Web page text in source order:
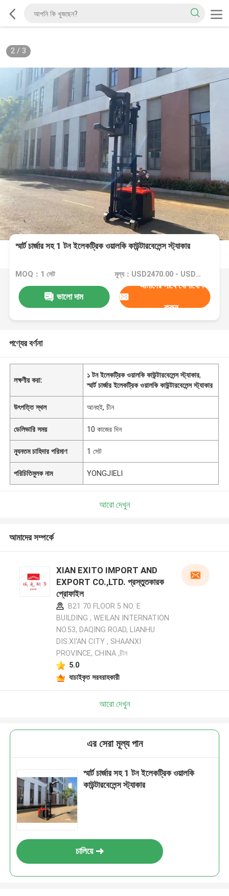
2/ 3
স্মার্ট চার্জার সহ 1 টন ইলেকট্রিক ওয়ালকি কাউন্টারবেলেন্স স্ট্যাকার
MOQ：1 সেট মূল্য：USD2470.00 - USD4700.00
ভালো দাম
আমাদের সাথে যোগাযোগ
করুন
পণ্যের বর্ণনা
লক্ষণীয় করা:
১ টন ইলেকট্রিক ওয়ালকি কাউন্টারবেলেন্স স্ট্যাকার,
স্মার্ট চার্জার ইলেকট্রিক ওয়ালকি কাউন্টারবেলেন্স স্ট্যাকার
উৎপত্তি স্থল আনহুই, চীন
ডেলিভারি সময় 10 কাজের দিন
ন্যূনতম চাহিদার পরিমাণ 1 সেট
পরিচিতিমুলক নাম YONGJIELI
আরো দেখুন
আমাদের সম্পর্কে
XIAN EXITO IMPORT AND
EXPORT CO.,LTD. প্রস্তুতকারক
প্রোফাইল
B21 70 FLOOR 5 NO. E
BUILDING , WEILAN INTERNATION
NO.53, DAQING ROAD, LIANHU
DIS.XI'AN CITY , SHAANXI
PROVINCE, CHINA ,চীন
5.0
যাচাইকৃত সরবরাহকারী
আরো দেখুন
এর সেরা মূল্য পান
স্মার্ট চার্জার সহ 1 টন ইলেকট্রিক ওয়ালকি
কাউন্টারবেলেন্স স্ট্যাকার
চালিয়ে